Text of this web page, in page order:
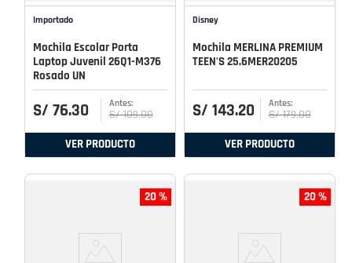
Importado
Mochila Escolar Porta
Laptop Juvenil 26Q1-M376
Rosado UN
S/ 76.30 S/ 109.00
VER PRODUCTO
Disney
Mochila MERLINA PREMIUM
TEEN'S 25.6MER20205
S/ 143.20 S/ 179.00
VER PRODUCTO
20 % 20 %